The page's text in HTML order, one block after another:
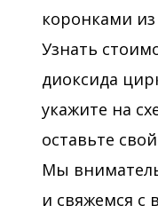
коронками
Узнать
диоксида
укажите на
оставьте
Мы
и свяжемся с